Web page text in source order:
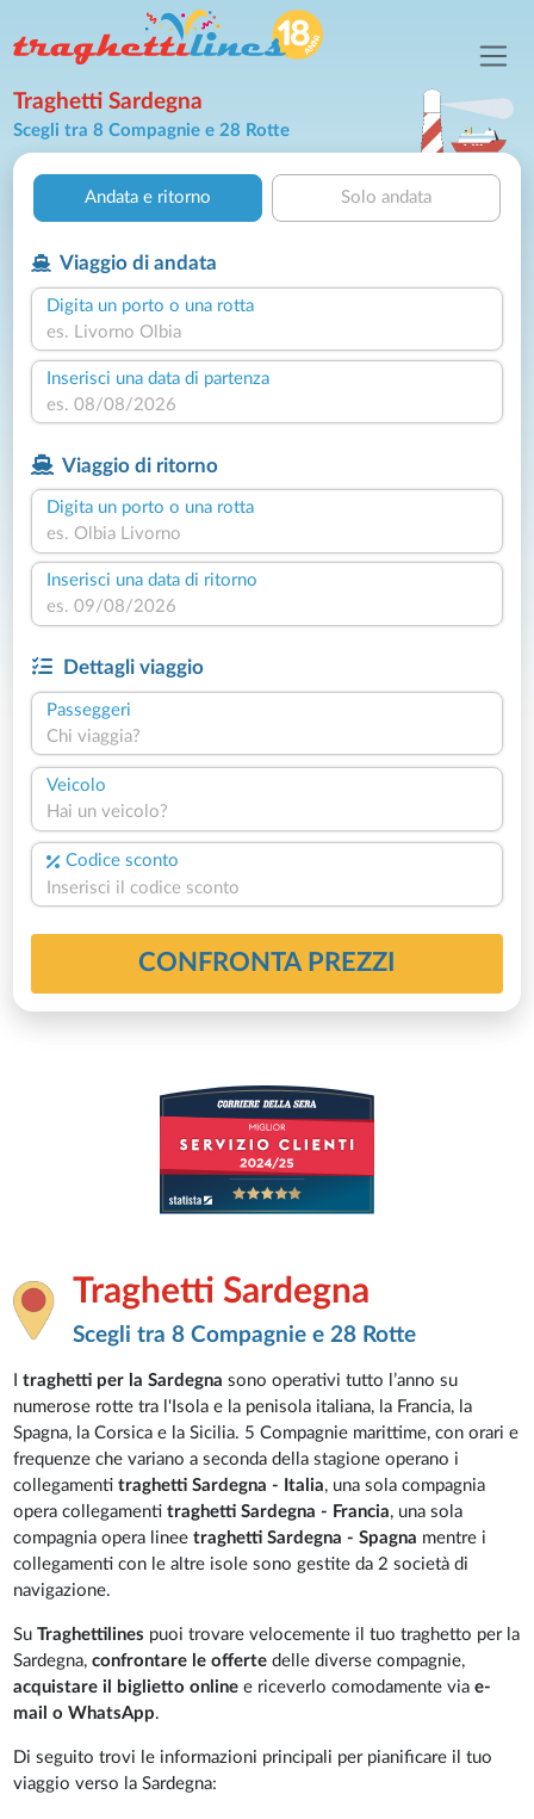
Traghetti Sardegna
Scegli tra 8 Compagnie e 28 Rotte
Andata e ritorno Solo andata
Viaggio di andata
Digita un porto o una rotta
Inserisci una data di partenza
Viaggio di ritorno
Digita un porto o una rotta
Inserisci una data di ritorno
Dettagli viaggio
Passeggeri
Chi viaggia?
Veicolo
Hai un veicolo?
Codice sconto
CONFRONTA PREZZI
Traghetti Sardegna
Scegli tra 8 Compagnie e 28 Rotte
Itraghetti per la Sardegna sono operativi tutto l’anno su
numerose rotte tra l'Isola e la penisola italiana, la Francia, la
Spagna, la Corsica e la Sicilia. 5 Compagnie marittime, con orari e
frequenze che variano a seconda della stagione operano i
collegamentitraghetti Sardegna - Italia, una sola compagnia
opera collegamentitraghetti Sardegna - Francia, una sola
compagnia opera lineetraghetti Sardegna - Spagna mentre i
collegamenti con le altre isole sono gestite da 2 società di
navigazione.
SuTraghettilines puoi trovare velocemente il tuo traghetto per la
Sardegna,confrontare le offerte delle diverse compagnie,
acquistare il biglietto online e riceverlo comodamente viae-
mail o WhatsApp.
Di seguito trovi le informazioni principali per pianificare il tuo
viaggio verso la Sardegna: